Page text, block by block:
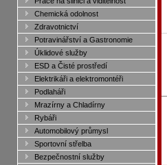
Chemická odolnost
Zdravotnictví
Potravinářství a Gastronomie
Úklidové služby
ESD a Čisté prostředí
Elektrikáři a elektromontéři
Podlaháři
Mrazírny a Chladírny
Rybáři
Automobilový průmysl
Sportovní střelba
Bezpečnostní služby